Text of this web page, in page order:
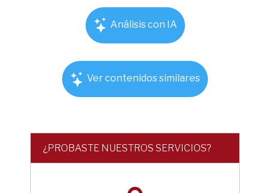
Análisis con IA
Ver contenidos similares
¿PROBASTE NUESTROS SERVICIOS?